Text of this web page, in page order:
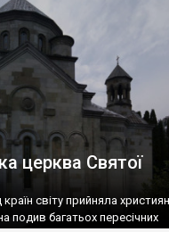
(postaki)…” “Вино. Крим
і його вдосталь: воно все
церква Святої
світу прийняла
подив багатьох пересічних